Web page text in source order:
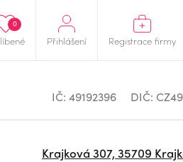
0
Přihlášení Registrace firmy
IČ: 49192396 DIČ:
Krajková 307, 35709